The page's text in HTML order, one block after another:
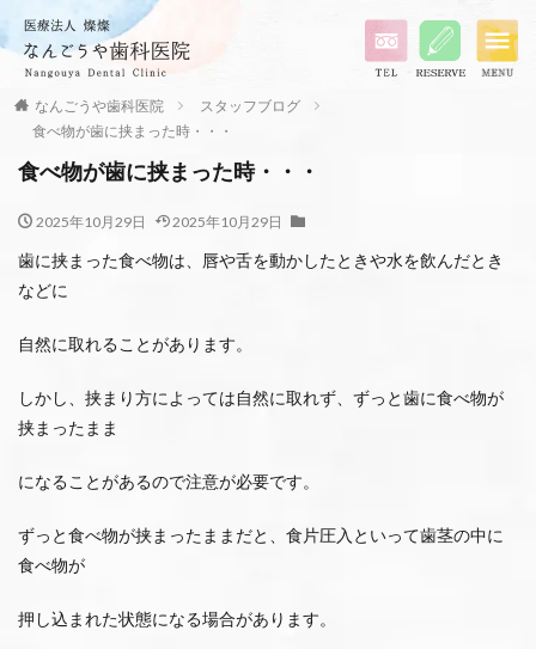
なんごうや歯科医院
スタッフブログ
食べ物が歯に挟まった時・・・
食べ物が歯に挟まった時・・・
2025年10月29日 2025年10月29日
歯に挟まった食べ物は、唇や舌を動かしたときや水を飲んだとき
などに
自然に取れることがあります。
しかし、挟まり方によっては自然に取れず、ずっと歯に食べ物が
挟まったまま
になることがあるので注意が必要です。
ずっと食べ物が挟まったままだと、食片圧入といって歯茎の中に
食べ物が
押し込まれた状態になる場合があります。